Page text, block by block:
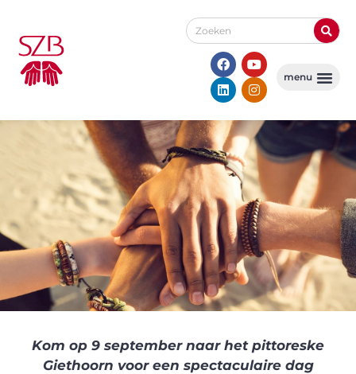
Kom op 9 september naar het pittoreske
Giethoorn voor een spectaculaire dag